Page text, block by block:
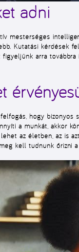
adni
mesterséges
Kutatási kérdések
figyeljünk arra
hogy bizonyos
a munkát, akkor
az életben, az is
kell tudnunk őrizni